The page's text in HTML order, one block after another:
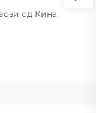
од Кина,